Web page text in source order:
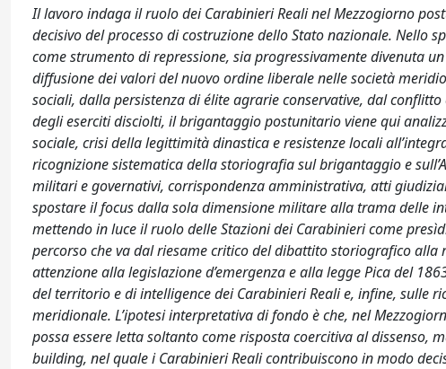
Il lavoro indaga il ruolo dei Carabinieri Reali nel Mezzogiorno
decisivo del processo di costruzione dello Stato nazionale. Nello
come strumento di repressione, sia progressivamente divenuta
diffusione dei valori del nuovo ordine liberale nelle società
sociali, dalla persistenza di élite agrarie conservative, dal
degli eserciti disciolti, il brigantaggio postunitario viene qui
sociale, crisi della legittimità dinastica e resistenze locali
ricognizione sistematica della storiografia sul brigantaggio e
militari e governativi, corrispondenza amministrativa, atti
spostare il focus dalla sola dimensione militare alla trama delle
mettendo in luce il ruolo delle Stazioni dei Carabinieri come
percorso che va dal riesame critico del dibattito storiografico
attenzione alla legislazione d’emergenza e alla legge Pica del
del territorio e di intelligence dei Carabinieri Reali e, infine, sulle
meridionale. L’ipotesi interpretativa di fondo è che, nel
possa essere letta soltanto come risposta coercitiva al
building, nel quale i Carabinieri Reali contribuiscono in modo